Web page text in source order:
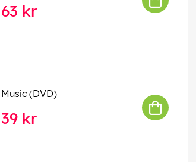
63 kr
Music (DVD)
39 kr